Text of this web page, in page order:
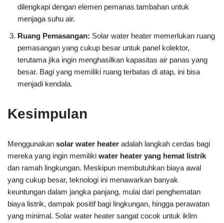
dilengkapi dengan elemen pemanas tambahan untuk
menjaga suhu air.
Ruang Pemasangan: Solar water heater memerlukan ruang
pemasangan yang cukup besar untuk panel kolektor,
terutama jika ingin menghasilkan kapasitas air panas yang
besar. Bagi yang memiliki ruang terbatas di atap, ini bisa
menjadi kendala.
Kesimpulan
Menggunakan solar water heater adalah langkah cerdas bagi
mereka yang ingin memiliki water heater yang hemat listrik
dan ramah lingkungan. Meskipun membutuhkan biaya awal
yang cukup besar, teknologi ini menawarkan banyak
keuntungan dalam jangka panjang, mulai dari penghematan
biaya listrik, dampak positif bagi lingkungan, hingga perawatan
yang minimal. Solar water heater sangat cocok untuk iklim